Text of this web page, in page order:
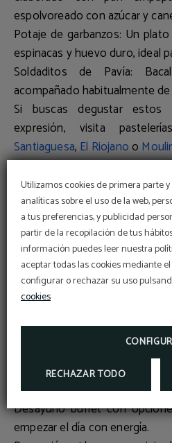
Utilizamos cookies de primera parte
analíticas sobre el uso de la web,
a tus preferencias, y publicidad
partir de la recopilación de tus
información puedes leer nuestra
aceptar todas las cookies mediante
configurar o rechazar su uso
cookies
RECHAZAR TODO
espolvoreado con azúcar y
Potaje de garbanzos: Un
espinacas y huevo duro, ideal
Soldaditos de Pavía:
acompañado habitualmente
Si buscas degustar
expresión, visita
Santiaguesa, El Riojanoo
Hotel Quatro Puerta del
Semana Santa en Madrid
Si quieres disfrutar de la
perderte ni un solo detalle,
centro de Madrides la mejor
Quatro Puerta del Solse
privilegiada, a pocos pasos de
y la Plaza Mayor
Ventajas de hospedarte en
cultural de Madrid.
Habitacionesconfortables y
Desayuno buffetcon
empezar el día con energía.
Código
DEL 10% USANDO
PROMOCIONAL